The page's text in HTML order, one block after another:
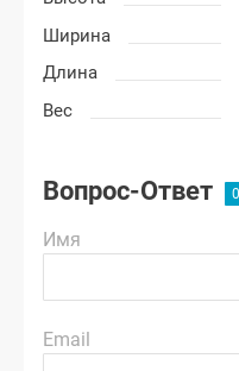
Ширина
Длина
Вес
Вопрос-Ответ
Имя
Email